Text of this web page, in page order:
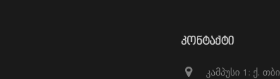
ᲙᲝᲜᲢᲐᲥᲢᲘ
კამპუსი 1: ქ.